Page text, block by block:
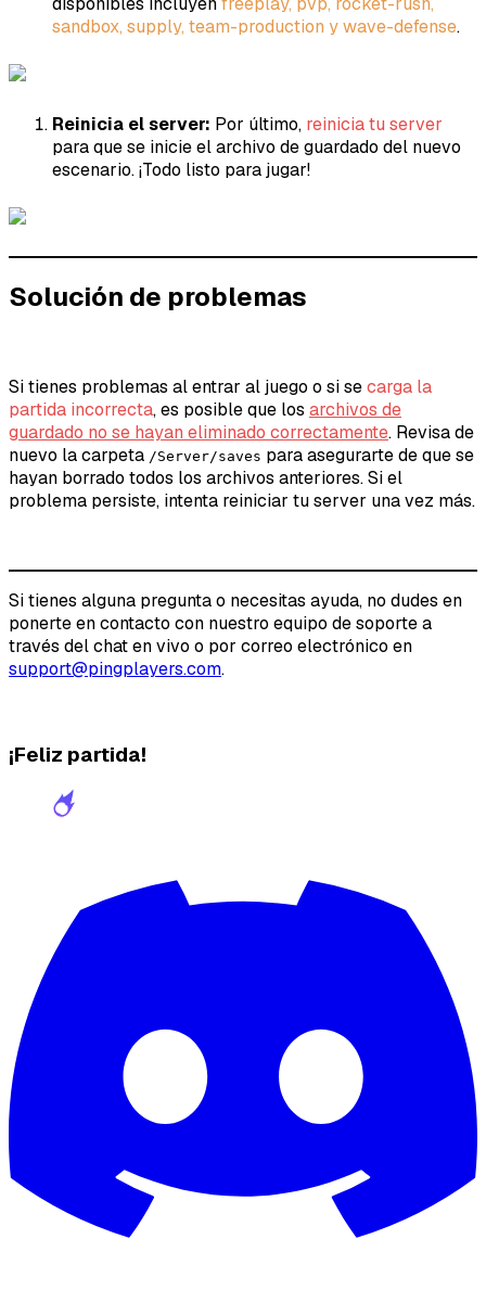
sandbox, supply, team-production y wave-defense.
Reinicia el server: Por último, reinicia tu server
para que se inicie el archivo de guardado del nuevo
escenario. ¡Todo listo para jugar!
Solución de problemas
Si tienes problemas al entrar al juego o si secarga la
partida incorrecta, es posible que los archivos de
guardado no se hayan eliminado correctamente. Revisa de
nuevo la carpeta /Server/saves para asegurarte de que se
hayan borrado todos los archivos anteriores. Si el
problema persiste, intenta reiniciar tu server una vez más.
Si tienes alguna pregunta o necesitas ayuda, no dudes en
ponerte en contacto con nuestro equipo de soporte a
través del chat en vivo o por correo electrónico en
support@pingplayers.com.
¡Feliz partida!